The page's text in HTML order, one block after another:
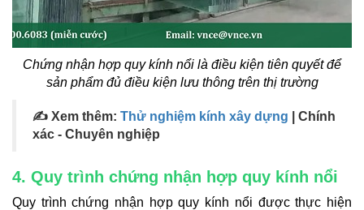
Chứng nhận hợp quy kính nổi là điều kiện tiên quyết để
sản phẩm đủ điều kiện lưu thông trên thị trường
✍ Xem thêm: Thử nghiệm kính xây dựng | Chính
xác - Chuyên nghiệp
4. Quy trình chứng nhận hợp quy kính nổi
Quy trình chứng nhận hợp quy kính nổi được thực hiện